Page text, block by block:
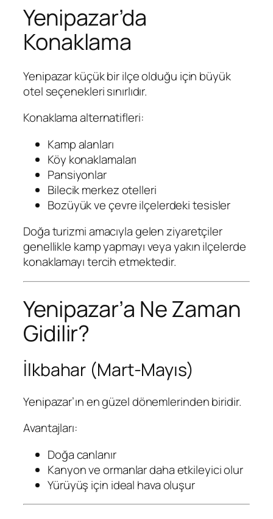
Yenipazar’da
Konaklama
Yenipazar küçük bir ilçe olduğu için büyük
otel seçenekleri sınırlıdır.
Konaklama alternatifleri:
Kamp alanları
Köy konaklamaları
Pansiyonlar
Bilecik merkez otelleri
Bozüyük ve çevre ilçelerdeki tesisler
Doğa turizmi amacıyla gelen ziyaretçiler
genellikle kamp yapmayı veya yakın ilçelerde
konaklamayı tercih etmektedir.
Yenipazar’a Ne Zaman
Gidilir?
İlkbahar (Mart-Mayıs)
Yenipazar’ın en güzel dönemlerinden biridir.
Avantajları:
Doğa canlanır
Kanyon ve ormanlar daha etkileyici olur
Yürüyüş için ideal hava oluşur